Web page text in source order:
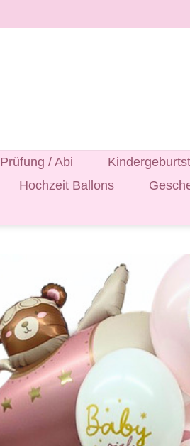
Prüfung / Abi
Hochzeit Ballons